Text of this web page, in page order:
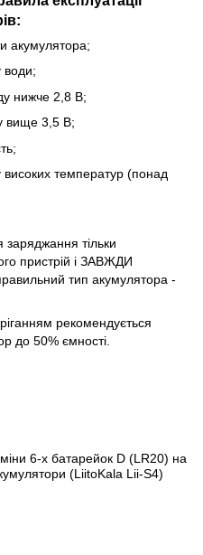
акумулятора;
води;
нижче 2,8 В;
вище 3,5 В;
високих температур (понад
заряджання тільки
пристрій і ЗАВЖДИ
тип акумулятора -
рекомендується
до 50% ємності.
6-х батарейок D (LR20) на
(LiitoKala Lii-S4)